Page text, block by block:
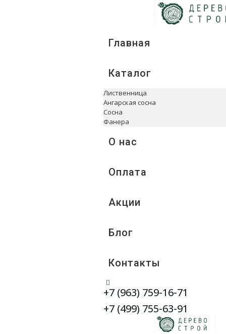
Главная
Каталог
Лиственница
Ангарская сосна
Сосна
Фанера
О нас
Оплата
Акции
Блог
Контакты
Telegram
WhatsApp
+7 (963) 759-16-71
+7 (499) 755-63-91